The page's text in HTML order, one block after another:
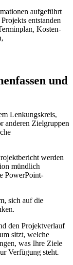
aufgeführt
entstanden
Kosten-
und
Lenkungskreis,
anderen Zielgruppen
werden
mündlich
PowerPoint-
sich auf die
den Projektverlauf
sitzt, welche
was Ihre Ziele
Verfügung steht.